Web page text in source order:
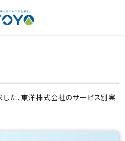
た、東洋株式会社のサービス別実